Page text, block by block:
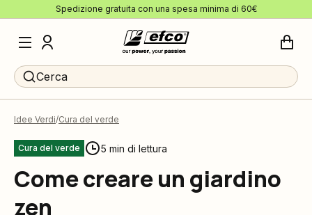
Spedizione gratuita con una spesa minima di 60€
Cerca
Idee Verdi Cura del verde
Cura del verde 5 min di lettura
Come creare un giardino
zen